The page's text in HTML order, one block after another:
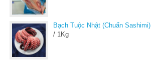
Bạch Tuộc Nhật (Chuẩn Sashimi)
/ 1Kg